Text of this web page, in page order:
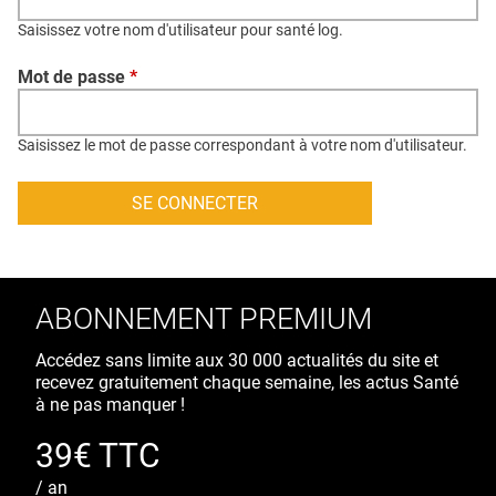
CONTACT
CRÉDITS
Saisissez votre nom d'utilisateur pour santé log.
Mot de passe *
Saisissez le mot de passe correspondant à votre nom d'utilisateur.
ABONNEMENT PREMIUM
Accédez sans limite aux 30 000 actualités du site et
recevez gratuitement chaque semaine, les actus Santé
à ne pas manquer !
39€ TTC
/ an